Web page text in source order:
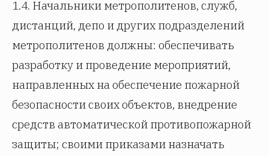
1.4. Начальники метрополитенов, служб,
дистанций, депо и других подразделений
метрополитенов должны: обеспечивать
разработку и проведение мероприятий,
направленных на обеспечение пожарной
безопасности своих объектов, внедрение
средств автоматической противопожарной
защиты; своими приказами назначать